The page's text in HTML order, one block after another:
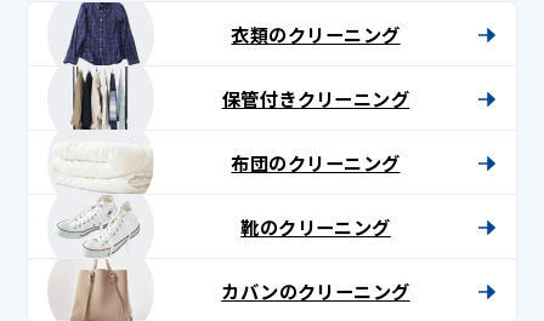
衣類のクリーニング
保管付きクリーニング
布団のクリーニング
靴のクリーニング
カバンのクリーニング